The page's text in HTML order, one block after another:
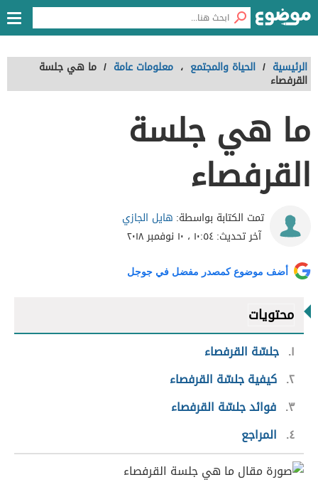
الرئيسية / الحياة والمجتمع ، معلومات عامة / ما هي جلسة
القرفصاء
ما هي جلسة
القرفصاء
تمت الكتابة بواسطة: هايل الجازي
آخر تحديث:١٠:٥٤ ، ١٠ نوفمبر ٢٠١٨
أضف موضوع كمصدر مفضل في جوجل
محتويات
١ جلسّة القرفصاء
٢ كيفية جلسّة القرفصاء
٣ فوائد جلسّة القرفصاء
٤
المراجع